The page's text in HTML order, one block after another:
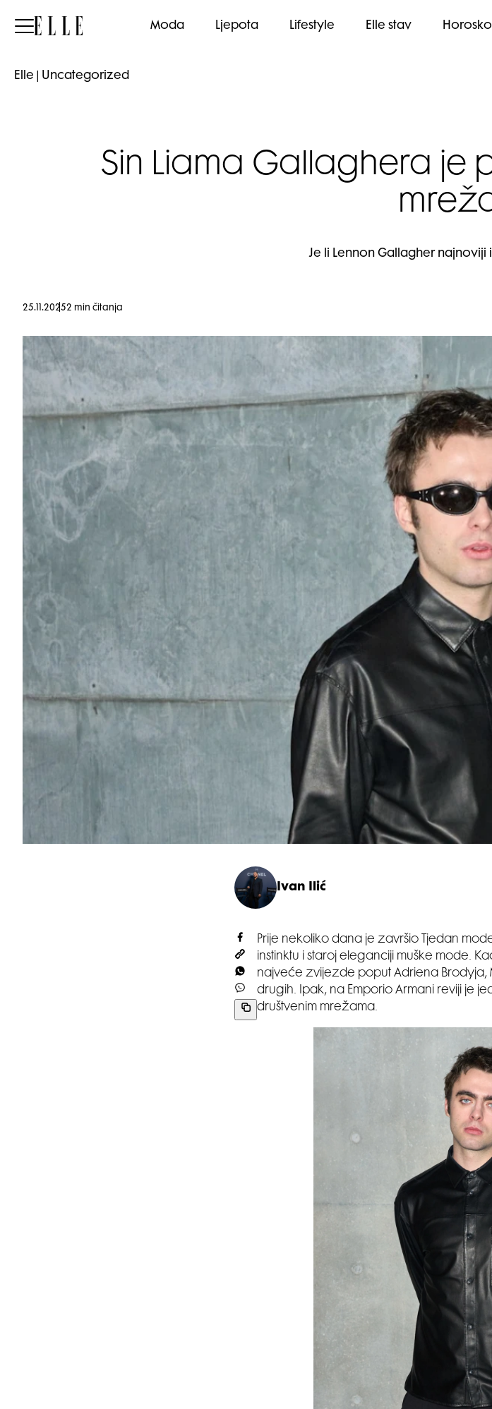
Elle Moda Ljepota Lifestyle Elle stav
Elle Uncategorized
Sin Liama Gallaghera je
Je li Lennon Gallagher
25.11.20252 min čitanja
Ivan Ilić
Prije nekoliko dana je završio Tjedan
instinktu i staroj eleganciji muške mode.
najveće zvijezde poput Adriena Brodyja,
drugih. Ipak, na Emporio Armani reviji je
društvenim mrežama.